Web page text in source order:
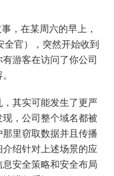
，在某周六的早上，
官），突然开始收到
游客在访问了你公司
其实可能发生了更严
，公司整个域名都被
里窃取数据并且传播
绍针对上述场景的应
安全策略和安全布局